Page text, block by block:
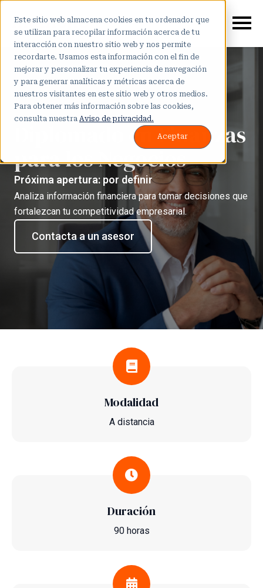
Este sitio web almacena cookies en tu ordenador que
se utilizan para recopilar información acerca de tu
interacción con nuestro sitio web y nos permite
recordarte. Usamos esta información con el fin de
mejorar y personalizar tu experiencia de navegación
y para generar analíticas y métricas acerca de
nuestros visitantes en este sitio web y otros medios.
Para obtener más información sobre las cookies,
consulta nuestra Aviso de privacidad.
Aceptar
Diplomado en Finanzas
para los Negocios
Próxima apertura: por definir
Analiza información financiera para tomar decisiones que
fortalezcan tu competitividad empresarial.
Contacta a un asesor
Modalidad
A distancia
Duración
90 horas